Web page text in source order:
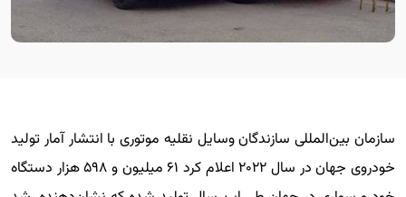
سازمان بین‌المللی سازندگان وسایل نقلیه موتوری با انتشار آمار تولید
خودروی جهان در سال ۲۰۲۲ اعلام کرد ۶۱ میلیون و ۵۹۸ هزار دستگاه